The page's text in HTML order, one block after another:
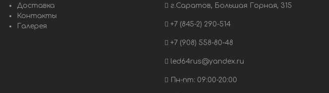
Доставка
Контакты
Галерея
г.Саратов, Большая Горная, 315
+7 (845-2) 290-514
+7 (908) 558-80-48
led64rus@yandex.ru
Пн-пт: 09:00-20:00